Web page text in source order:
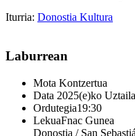
Iturria: Donostia Kultura
Laburrean
Mota Kontzertua
Data 2025(e)ko
Ordutegia19:30
LekuaFnac Gunea
Donostia / San